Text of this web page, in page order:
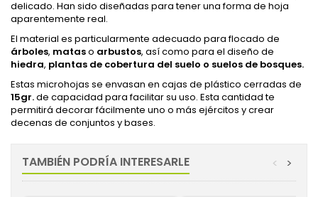
delicado. Han sido diseñadas para tener una forma de hoja
aparentemente real.
El material es particularmente adecuado para flocado de
árboles, mataso arbustos, así como para el diseño de
hiedra, plantas de cobertura del suelo o suelos de bosques.
Estas microhojas se envasan en cajas de plástico cerradas de
15gr.de capacidad para facilitar su uso. Esta cantidad te
permitirá decorar fácilmente uno o más ejércitos y crear
decenas de conjuntos y bases.
TAMBIÉN PODRÍA INTERESARLE >
<